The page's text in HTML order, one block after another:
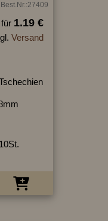
Best.Nr.:27409
für 1.19 €
Versand